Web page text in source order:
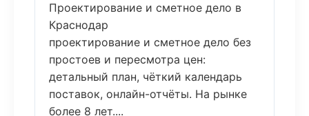
Проектирование и сметное дело в
Краснодар
проектирование и сметное дело без
простоев и пересмотра цен:
детальный план, чёткий календарь
поставок, онлайн-отчёты. На рынке
более 8 лет....